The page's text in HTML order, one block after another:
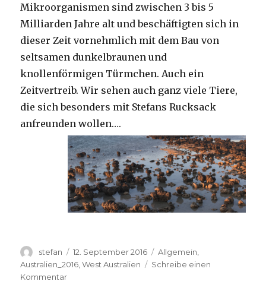
Mikroorganismen sind zwischen 3 bis 5
Milliarden Jahre alt und beschäftigten sich in
dieser Zeit vornehmlich mit dem Bau von
seltsamen dunkelbraunen und
knollenförmigen Türmchen. Auch ein
Zeitvertreib. Wir sehen auch ganz viele Tiere,
die sich besonders mit Stefans Rucksack
anfreunden wollen….
Autor
stefan
Veröffentlicht
am
12. September 2016 Kategorien
Allgemein
Australien_2016 ,West Australien
Schreibe einen
Kommentarzu